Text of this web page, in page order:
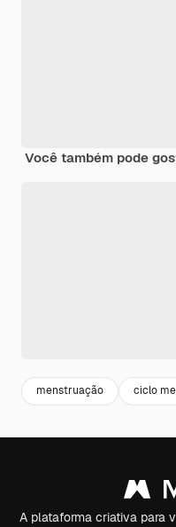
Você também pode
menstruação ciclo
A plataforma criativa para